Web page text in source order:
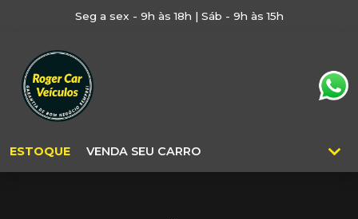
Seg a sex - 9h às 18h | Sáb - 9h às 15h
ESTOQUE VENDA SEU CARRO